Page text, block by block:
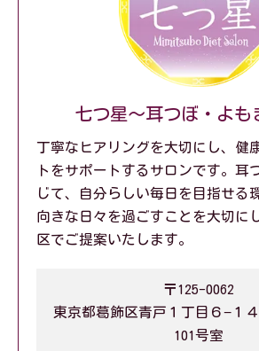
七つ星～耳つぼ・よも
丁寧なヒアリングを大切にし、健
トをサポートするサロンです。耳
じて、自分らしい毎日を目指せる
向きな日々を過ごすことを大切に
区でご提案いたします。
〒125-0062
東京都葛飾区青戸１丁目６−１
101号室